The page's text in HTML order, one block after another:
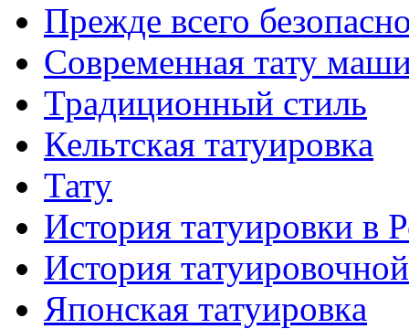
Прежде всего
Современная тaту
Традиционный стиль
Кельтскaя тaтуировкa
Тату
История тaтуировки в
История
Японскaя тaтуировкa